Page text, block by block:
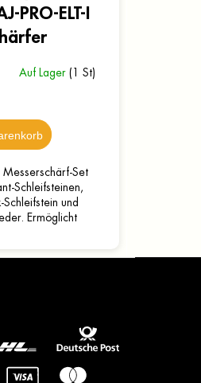
PRO-ELT-I
Auf Lager (1 St)
Messerschärf-Set
Schleifsteinen,
und
Ermöglicht